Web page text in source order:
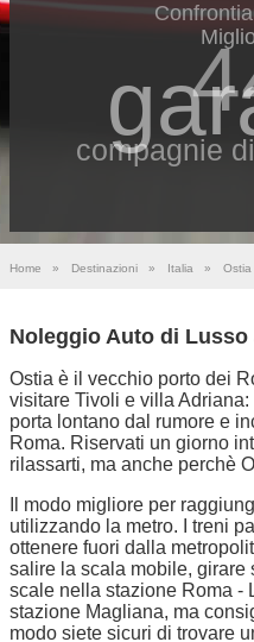
compagnie
Home » Destinazioni » Italia » Ostia
Noleggio Auto di Lusso
Ostia è il vecchio porto dei
visitare Tivoli e villa
porta lontano dal rumore e
Roma. Riservati un giorno
rilassarti, ma anche perchè
Il modo migliore per
utilizzando la metro. I treni
ottenere fuori dalla
salire la scala mobile, girare
scale nella stazione Roma -
stazione Magliana, ma
modo siete sicuri di trovare